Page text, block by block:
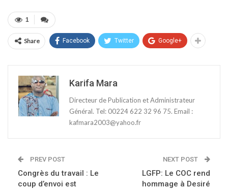
1
Share Facebook Twitter Google+
Karifa Mara
Directeur de Publication et Administrateur
Général. Tel: 00224 622 32 96 75. Email :
kafmara2003@yahoo.fr
PREV POST
Congrès du travail : Le
coup d’envoi est
NEXT POST
LGFP: Le COC rend
hommage à Desiré